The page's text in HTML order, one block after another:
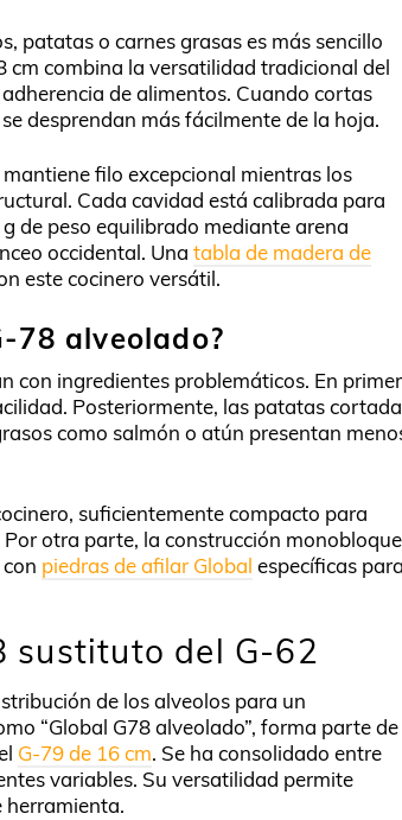
patatas o carnes grasas es más sencillo
cm combina la versatilidad tradicional del
de alimentos. Cuando cortas
desprendan más fácilmente de la hoja.
filo excepcional mientras los
Cada cavidad está calibrada para
de peso equilibrado mediante arena
occidental. Una tabla de madera de
este cocinero versátil.
78 alveolado?
con ingredientes problemáticos. En primer
Posteriormente, las patatas
como salmón o atún presentan
suficientemente compacto para
otra parte, la construcción monobloque
piedras de afilar Global específicas para
sustituto del G-62
de los alveolos para un
“Global G78 alveolado”, forma parte de
G-79 de 16 cm. Se ha consolidado entre
variables. Su versatilidad permite
herramienta.